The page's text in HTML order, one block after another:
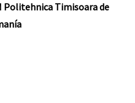
Politehnica Timisoara de